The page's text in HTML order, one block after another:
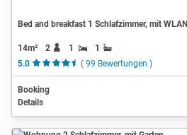
Bed and breakfast 1 Schlafzimmer, mit WLAN
14m² 2 1
1
5.0
( 99 Bewertungen )
Booking
Details